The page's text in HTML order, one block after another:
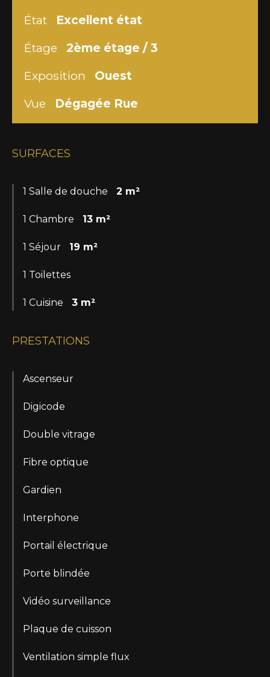
État
Excellent état
Étage
2ème étage / 3
Exposition
Ouest
Vue
Dégagée Rue
SURFACES
1 Salle de douche 2 m²
1 Chambre 13 m²
1 Séjour 19 m²
1 Toilettes
1 Cuisine 3 m²
PRESTATIONS
Ascenseur
Digicode
Double vitrage
Fibre optique
Gardien
Interphone
Portail électrique
Porte blindée
Vidéo surveillance
Plaque de cuisson
Ventilation simple flux